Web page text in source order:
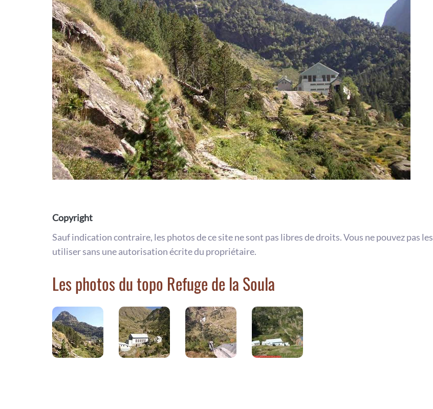
Copyright
Sauf indication contraire, les photos de ce site ne sont pas libres de droits. Vous ne pouvez pas les
utiliser sans une autorisation écrite du propriétaire.
Les photos du topo Refuge de la Soula